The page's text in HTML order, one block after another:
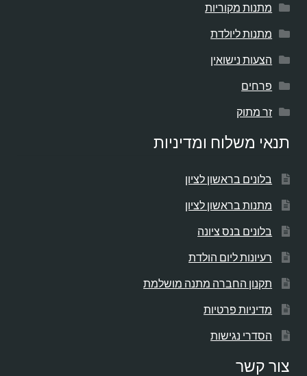
מתנות מקוריות
מתנות ליולדת
הצעות נישואין
פרחים
זר מתוק
תנאי משלוח ומדיניות
בלונים בראשון לציון
מתנות בראשון לציון
בלונים בנס ציונה
רעיונות ליום הולדת
תקנון החברה מתנה מושלמת
מדיניות פרטיות
הסדרי נגישות
צור קשר